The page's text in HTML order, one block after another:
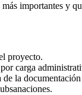
importantes y
proyecto.
carga
la documentación